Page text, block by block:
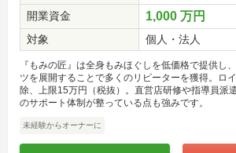
開業資金
1,000 万円
対象 個人・法人
『もみの匠』は全身もみほぐしを低価格で提供し
ツを展開することで多くのリピーターを獲得。ロ
除、上限15万円（税抜）。直営店研修や指導員派
のサポート体制が整っている点も強みです。
未経験からオーナーに